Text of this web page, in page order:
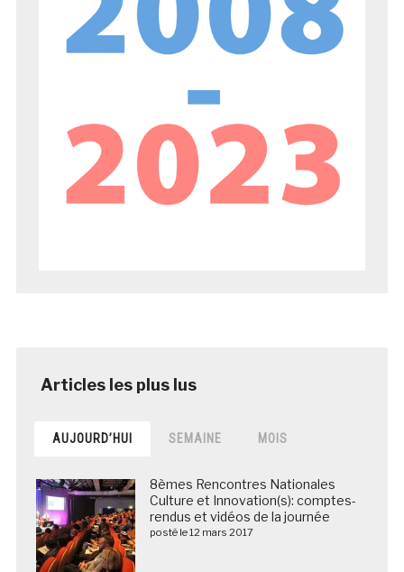
AUJOURD’HUI SEMAINE MOIS
8èmes Rencontres Nationales
Culture et Innovation(s): comptes-
rendus et vidéos de la journée
posté le 12 mars 2017